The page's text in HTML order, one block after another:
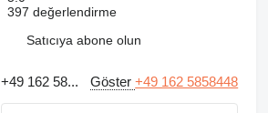
397 değerlendirme
Satıcıya abone olun
+49 162 58... Göster+49 162 5858448